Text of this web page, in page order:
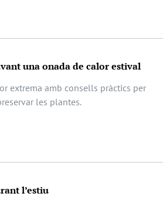
una onada de calor estival
extrema amb consells pràctics per
les plantes.
l’estiu